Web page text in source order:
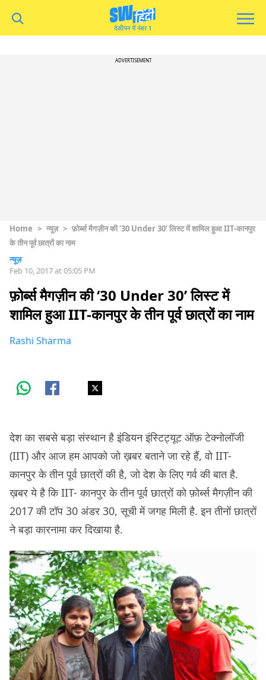
ADVERTISEMENT
Home > न्यूज़ > फ़ोर्ब्स मैगज़ीन की ‘30 Under 30’ लिस्ट में शामिल हुआ IIT-कानपुर
के तीन पूर्व छात्रों का नाम
न्यूज़
Feb 10, 2017 at 05:05 PM
फ़ोर्ब्स मैगज़ीन की ‘30 Under 30’ लिस्ट में
शामिल हुआ IIT-कानपुर के तीन पूर्व छात्रों का नाम
Rashi Sharma
देश का सबसे बड़ा संस्थान है इंडियन इंस्टिट्यूट ऑफ़ टेक्नोलॉजी
(IIT) और आज हम आपको जो ख़बर बताने जा रहे हैं, वो IIT-
कानपुर के तीन पूर्व छात्रों की है, जो देश के लिए गर्व की बात है.
ख़बर ये है कि IIT- कानपुर के तीन पूर्व छात्रों को फ़ोर्ब्स मैगज़ीन की
2017 की टॉप 30 अंडर 30, सूची में जगह मिली है. इन तीनों छात्रों
ने बड़ा कारनामा कर दिखाया है.